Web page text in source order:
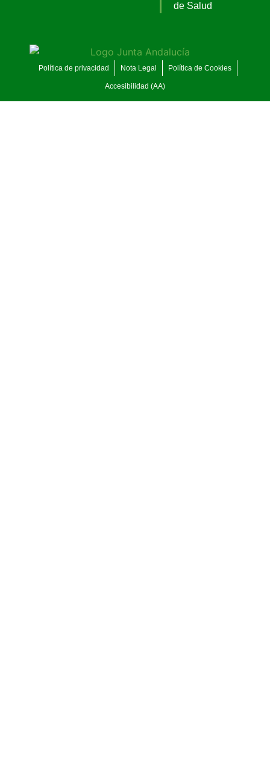
de Salud
Política de privacidad Nota Legal Política de Cookies
Accesibilidad (AA)